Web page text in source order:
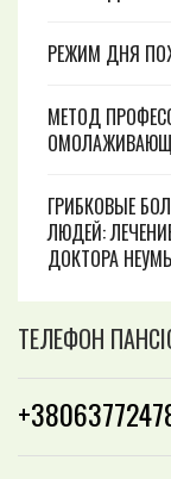
РЕЖИМ ДНЯ
МЕТОД
ГРИБКОВЫЕ
ЛЮДЕЙ:
ДОКТОРА
ТЕЛЕФОН